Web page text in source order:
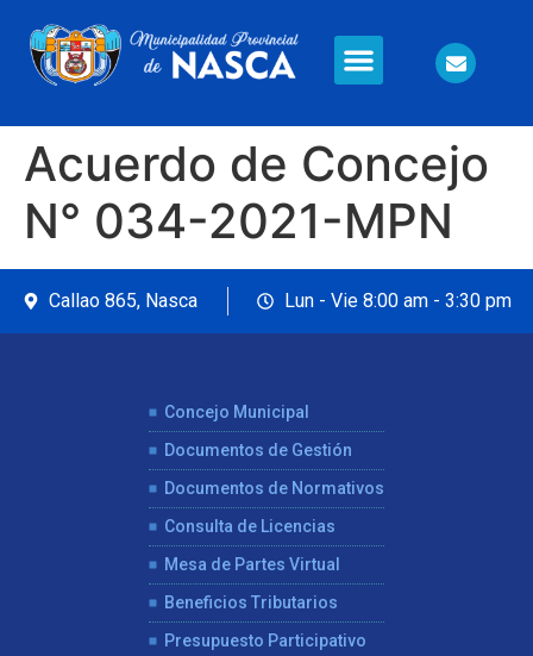
Acuerdo de Concejo
N° 034-2021-MPN
Callao 865, Nasca Lun - Vie 8:00 am - 3:30 pm
Concejo Municipal
Documentos de Gestión
Documentos de Normativos
Consulta de Licencias
Mesa de Partes Virtual
Beneficios Tributarios
Presupuesto Participativo